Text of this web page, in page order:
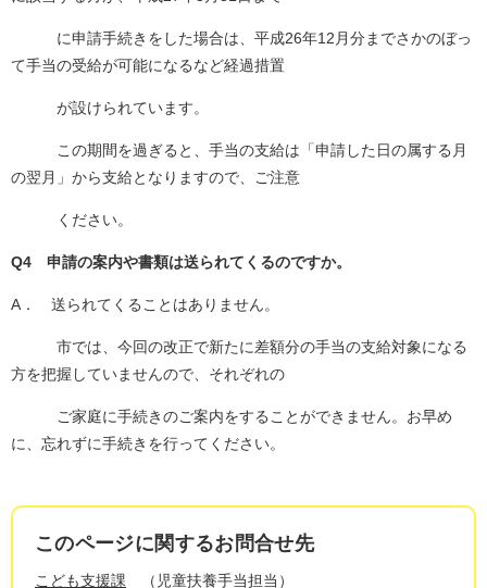
に申請手続きをした場合は、平成26年12月分までさかのぼっ
て手当の受給が可能になるなど経過措置
が設けられています。
この期間を過ぎると、手当の支給は「申請した日の属する月
の翌月」から支給となりますので、ご注意
ください。
Q4 申請の案内や書類は送られてくるのですか。
A． 送られてくることはありません。
市では、今回の改正で新たに差額分の手当の支給対象になる
方を把握していませんので、それぞれの
ご家庭に手続きのご案内をすることができません。お早め
に、忘れずに手続きを行ってください。
このページに関するお問合せ先
こども支援課 児童扶養手当担当